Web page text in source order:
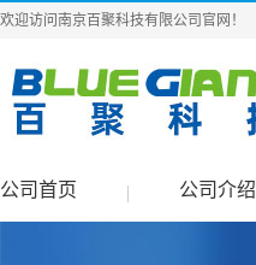
欢迎访问南京百聚科技有限公司官网！
公司首页 公司介绍